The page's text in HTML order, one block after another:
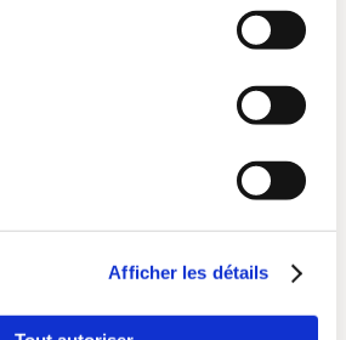
Afficher les détails
pour protéger votre énergie,
santé mentale.
2 minutes pour moi
Langue